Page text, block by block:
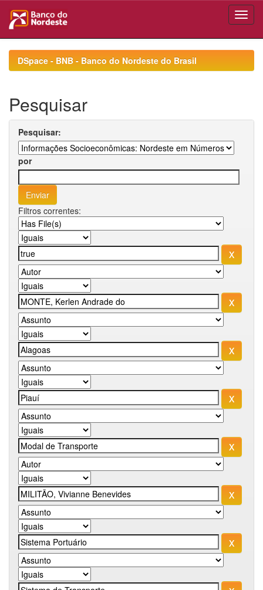
navigationDSpace - BNB - Banco do Nordeste do Brasil
Pesquisar
Pesquisar:
por
Filtros correntes: